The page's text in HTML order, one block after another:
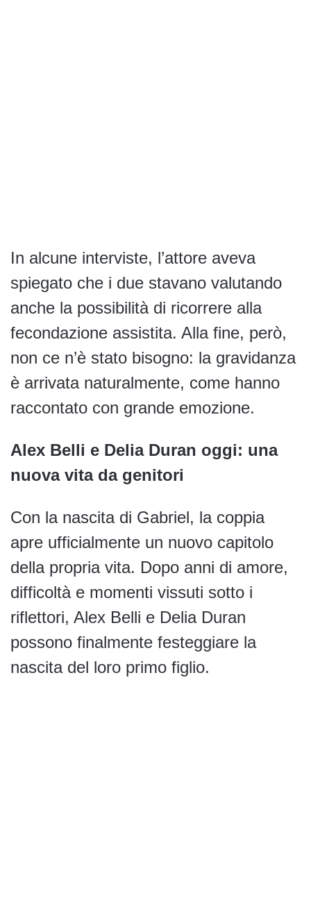
In alcune interviste, l’attore aveva
spiegato che i due stavano valutando
anche la possibilità di ricorrere alla
fecondazione assistita. Alla fine, però,
non ce n’è stato bisogno: la gravidanza
è arrivata naturalmente, come hanno
raccontato con grande emozione.
Alex Belli e Delia Duran oggi: una
nuova vita da genitori
Con la nascita di Gabriel, la coppia
apre ufficialmente un nuovo capitolo
della propria vita. Dopo anni di amore,
difficoltà e momenti vissuti sotto i
riflettori, Alex Belli e Delia Duran
possono finalmente festeggiare la
nascita del loro primo figlio.